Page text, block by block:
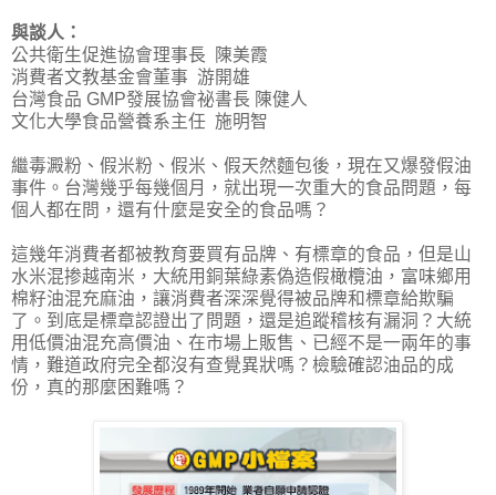
與談人：
公共衛生促進協會理事長 陳美霞
消費者文教基金會董事 游開雄
台灣食品 GMP發展協會祕書長 陳健人
文化大學食品營養系主任 施明智
繼毒澱粉、假米粉、假米、假天然麵包後，現在又爆發假油
事件。台灣幾乎每幾個月，就出現一次重大的食品問題，每
個人都在問，還有什麼是安全的食品嗎？
這幾年消費者都被教育要買有品牌、有標章的食品，但是山
水米混掺越南米，大統用銅葉綠素偽造假橄欖油，富味鄉用
棉籽油混充麻油，讓消費者深深覺得被品牌和標章給欺騙
了。到底是標章認證出了問題，還是追蹤稽核有漏洞？大統
用低價油混充高價油、在市場上販售、已經不是一兩年的事
情，難道政府完全都沒有查覺異狀嗎？檢驗確認油品的成
份，真的那麼困難嗎？